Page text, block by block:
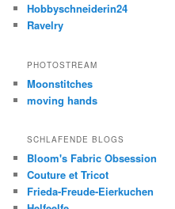
Hobbyschneiderin24
Ravelry
PHOTOSTREAM
Moonstitches
moving hands
SCHLAFENDE BLOGS
Bloom's Fabric Obsession
Couture et Tricot
Frieda-Freude-Eierkuchen